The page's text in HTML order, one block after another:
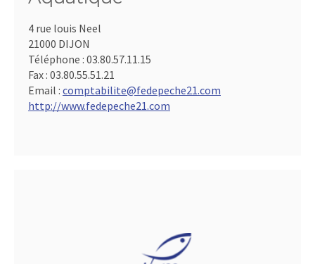
4 rue louis Neel
21000 DIJON
Téléphone : 03.80.57.11.15
Fax : 03.80.55.51.21
Email : comptabilite@fedepeche21.com
http://www.fedepeche21.com